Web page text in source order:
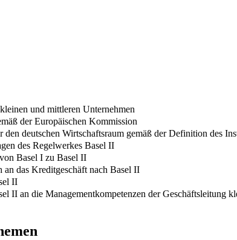
und mittleren Unternehmen
der Europäischen Kommission
deutschen Wirtschaftsraum gemäß der Definition des
des Regelwerkes Basel II
Basel I zu Basel II
das Kreditgeschäft nach Basel II
II
II an die Managementkompetenzen der Geschäftsleitung